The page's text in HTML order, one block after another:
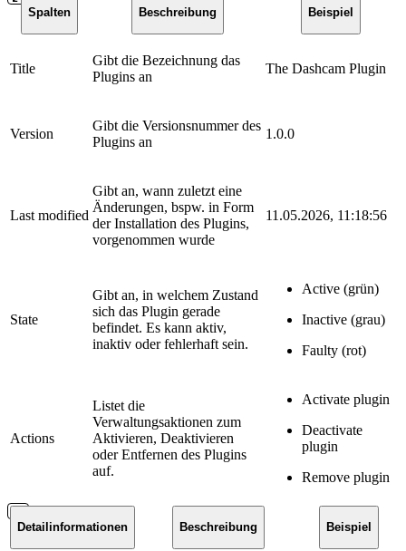
Spalten Beschreibung Beispiel
Title
Gibt die Bezeichnung das
Plugins an
The Dashcam Plugin
Version
Gibt die Versionsnummer des
Plugins an
1.0.0
Last modified
Gibt an, wann zuletzt eine
Änderungen, bspw. in Form
der Installation des Plugins,
vorgenommen wurde
11.05.2026, 11:18:56
State
Gibt an, in welchem Zustand
sich das Plugin gerade
befindet. Es kann aktiv,
inaktiv oder fehlerhaft sein.
Active (grün)
Inactive (grau)
Faulty (rot)
Actions
Listet die
Verwaltungsaktionen zum
Aktivieren, Deaktivieren
oder Entfernen des Plugins
auf.
Activate plugin
Deactivate
plugin
Remove plugin
Detailinformationen Beschreibung Beispiel